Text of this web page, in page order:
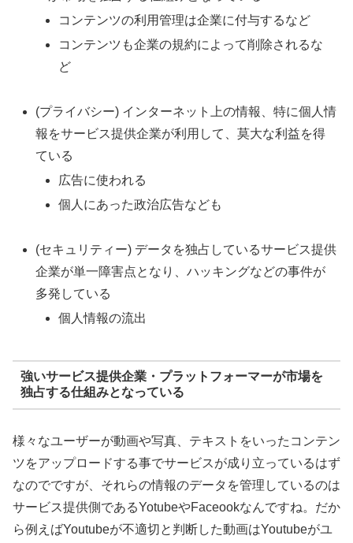
コンテンツの利用管理は企業に付与するなど
コンテンツも企業の規約によって削除されるな
ど
(プライバシー) インターネット上の情報、特に個人情
報をサービス提供企業が利用して、莫大な利益を得
ている
広告に使われる
個人にあった政治広告なども
(セキュリティー) データを独占しているサービス提供
企業が単一障害点となり、ハッキングなどの事件が
多発している
個人情報の流出
強いサービス提供企業・プラットフォーマーが市場を
独占する仕組みとなっている
様々なユーザーが動画や写真、テキストをいったコンテン
ツをアップロードする事でサービスが成り立っているはず
なのでですが、それらの情報のデータを管理しているのは
サービス提供側であるYotubeやFaceookなんですね。だか
ら例えばYoutubeが不適切と判断した動画はYoutubeがユ